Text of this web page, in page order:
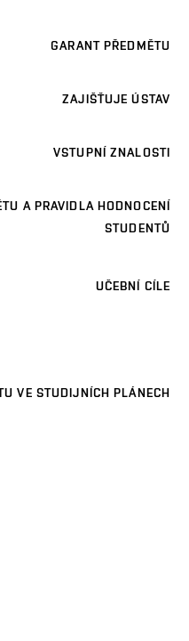
GARANT PŘEDMĚTU
ZAJIŠŤUJE ÚSTAV
VSTUPNÍ ZNALOSTI
A PRAVIDLA HODNOCENÍ
STUDENTŮ
UČEBNÍ CÍLE
VE STUDIJNÍCH PLÁNECH